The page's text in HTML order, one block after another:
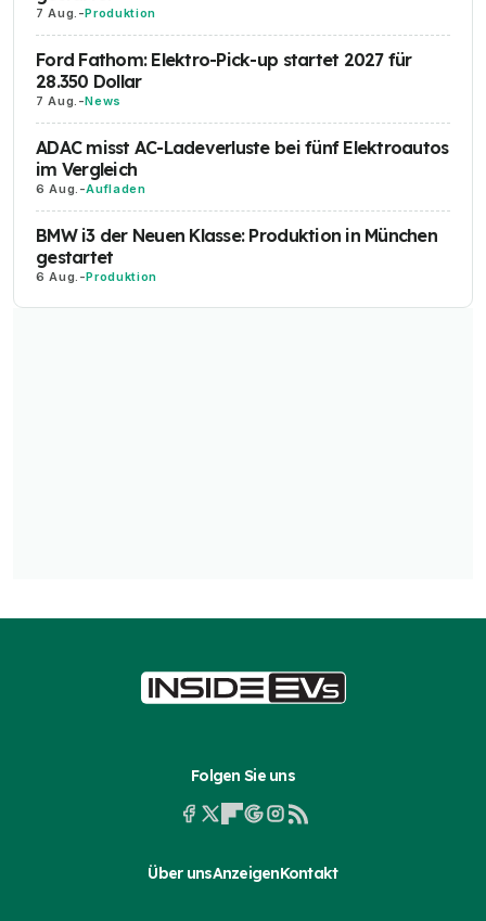
7 Aug. -Produktion
Ford Fathom: Elektro-Pick-up startet 2027 für
28.350 Dollar
7 Aug. -News
ADAC misst AC-Ladeverluste bei fünf Elektroautos
im Vergleich
6 Aug. -Aufladen
BMW i3 der Neuen Klasse: Produktion in München
gestartet
6 Aug. -Produktion
Folgen Sie uns
Über unsAnzeigenKontakt